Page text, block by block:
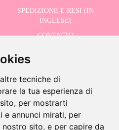
tecniche di
la tua esperienza di
per mostrarti
e annunci mirati, per
sito, e per capire da
unità!
SPEDIZIONE E RESI (IN
INGLESE)
CONTATTO